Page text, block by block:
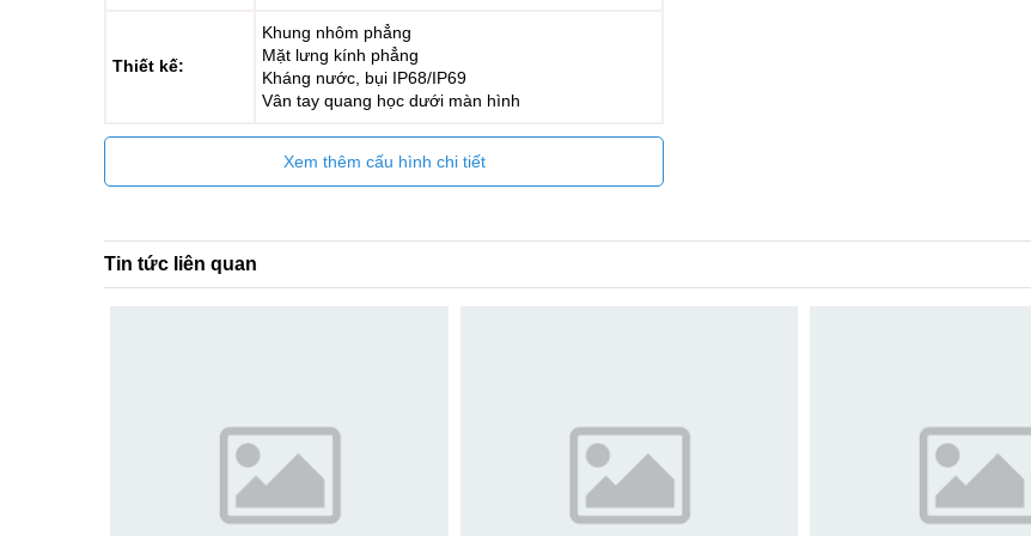
Thiết kế:
Khung nhôm phẳng
Mặt lưng kính phẳng
Kháng nước, bụi IP68/IP69
Vân tay quang học dưới màn hình
Xem thêm cấu hình chi tiết
Tin tức liên quan